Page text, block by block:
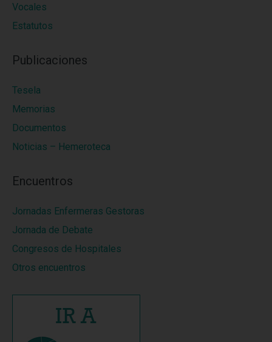
Vocales
Estatutos
Publicaciones
Tesela
Memorias
Documentos
Noticias – Hemeroteca
Encuentros
Jornadas Enfermeras Gestoras
Jornada de Debate
Congresos de Hospitales
Otros encuentros